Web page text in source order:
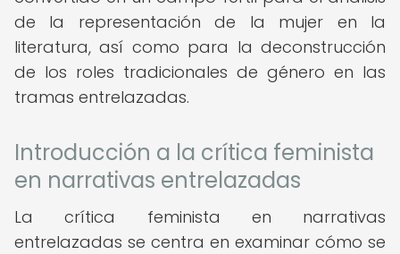
de la representación de la mujer en la
literatura, así como para la deconstrucción
de los roles tradicionales de género en las
tramas entrelazadas.
Introducción a la crítica feminista
en narrativas entrelazadas
La crítica feminista en narrativas
entrelazadas se centra en examinar cómo se